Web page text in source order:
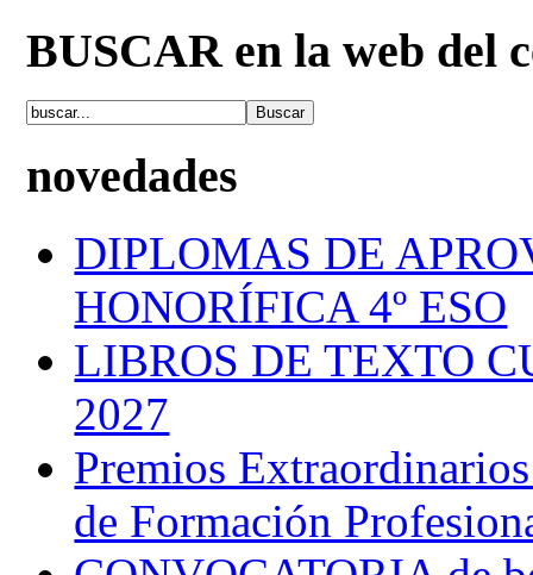
BUSCAR en la web del
novedades
DIPLOMAS DE
HONORÍFICA 4º ESO
LIBROS DE TEXTO
2027
Premios
de Formación